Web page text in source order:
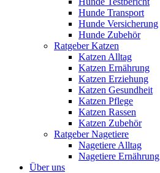
Hunde Transport
Hunde Versicherung
Hunde Zubehör
Ratgeber Katzen
Katzen Alltag
Katzen Ernährung
Katzen Erziehung
Katzen Gesundheit
Katzen Pflege
Katzen Rassen
Katzen Zubehör
Ratgeber Nagetiere
Nagetiere Alltag
Nagetiere Ernährung
Über uns